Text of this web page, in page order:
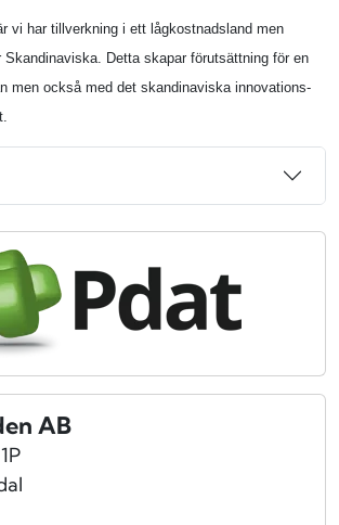
vi har tillverkning i ett lågkostnadsland men
Skandinaviska. Detta skapar förutsättning för en
men också med det skandinaviska innovations-
AB